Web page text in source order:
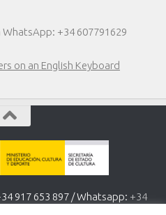
+34 607791629
on an English Keyboard
917 653 897 / Whatsapp: +34